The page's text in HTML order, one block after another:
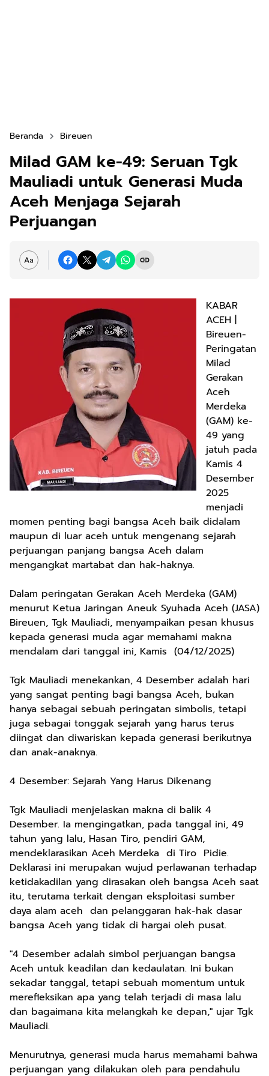
Beranda Bireuen
Milad GAM ke-49: Seruan Tgk
Mauliadi untuk Generasi Muda
Aceh Menjaga Sejarah
Perjuangan
KABAR
ACEH |
Bireuen-
Peringatan
Milad
Gerakan
Aceh
Merdeka
(GAM) ke-
49 yang
jatuh pada
Kamis 4
Desember
2025
menjadi
momen penting bagi bangsa Aceh baik didalam
maupun di luar aceh untuk mengenang sejarah
perjuangan panjang bangsa Aceh dalam
mengangkat martabat dan hak-haknya.
Dalam peringatan Gerakan Aceh Merdeka (GAM)
menurut Ketua Jaringan Aneuk Syuhada Aceh (JASA)
Bireuen, Tgk Mauliadi, menyampaikan pesan khusus
kepada generasi muda agar memahami makna
mendalam dari tanggal ini, Kamis (04/12/2025)
Tgk Mauliadi menekankan, 4 Desember adalah hari
yang sangat penting bagi bangsa Aceh, bukan
hanya sebagai sebuah peringatan simbolis, tetapi
juga sebagai tonggak sejarah yang harus terus
diingat dan diwariskan kepada generasi berikutnya
dan anak-anaknya.
4 Desember: Sejarah Yang Harus Dikenang
Tgk Mauliadi menjelaskan makna di balik 4
Desember. Ia mengingatkan, pada tanggal ini, 49
tahun yang lalu, Hasan Tiro, pendiri GAM,
mendeklarasikan Aceh Merdeka di Tiro Pidie.
Deklarasi ini merupakan wujud perlawanan terhadap
ketidakadilan yang dirasakan oleh bangsa Aceh saat
itu, terutama terkait dengan eksploitasi sumber
daya alam aceh dan pelanggaran hak-hak dasar
bangsa Aceh yang tidak di hargai oleh pusat.
"4 Desember adalah simbol perjuangan bangsa
Aceh untuk keadilan dan kedaulatan. Ini bukan
sekadar tanggal, tetapi sebuah momentum untuk
merefleksikan apa yang telah terjadi di masa lalu
dan bagaimana kita melangkah ke depan," ujar Tgk
Mauliadi.
Menurutnya, generasi muda harus memahami bahwa
perjuangan yang dilakukan oleh para pendahulu